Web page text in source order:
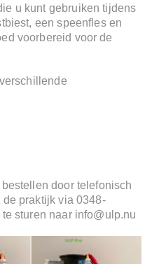
u kunt gebruiken tijdens
een speenfles en
voorbereid voor de
door telefonisch
de praktijk via 0348-
sturen naar info@ulp.nu